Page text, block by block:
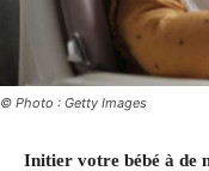
© Photo : Getty Images
Initier votre bébé à de